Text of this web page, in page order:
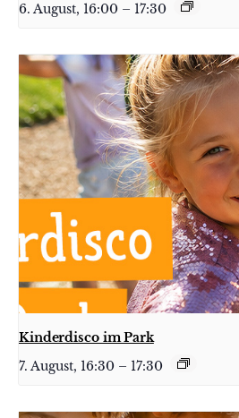
6. August, 16:00 – 17:30
Kinderdisco im Park
7. August, 16:30 – 17:30